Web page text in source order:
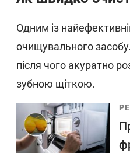
Одним із
очищувального
після чого акуратно
зубною щіткою.